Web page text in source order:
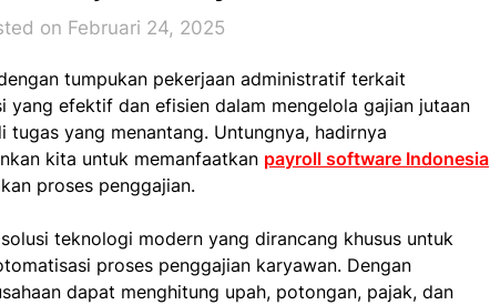
on Februari 24, 2025
tumpukan pekerjaan administratif terkait
yang efektif dan efisien dalam mengelola gajian jutaan
yang menantang. Untungnya, hadirnya
kita untuk memanfaatkan payroll software Indonesia
proses penggajian.
teknologi modern yang dirancang khusus untuk
proses penggajian karyawan. Dengan
dapat menghitung upah, potongan, pajak, dan